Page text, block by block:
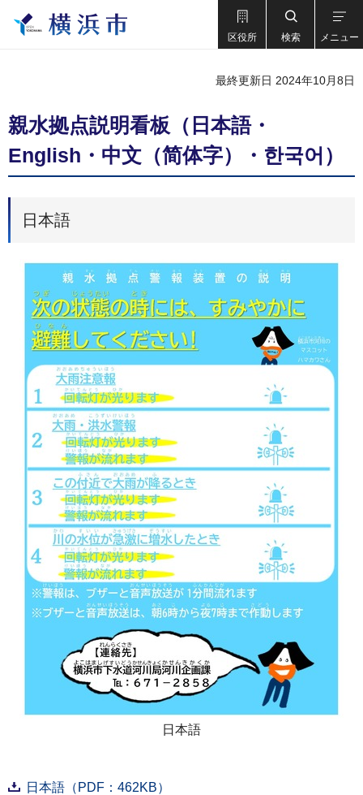
区役所 検索 メニュー
最終更新日 2024年10月8日
親水拠点説明看板（日本語・
English・中文（简体字）・한국어）
日本語
日本語
日本語（PDF：462KB）